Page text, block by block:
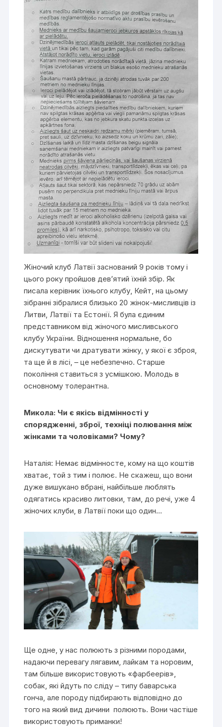
Жіночий клуб Латвії заснований 9 років тому і
цього року пройшов дев’ятий їхній збір. Як
писала керівник їхнього клубу, Кейт, на цьому
зібранні зібралися близько 20 жінок-мисливців із
Литви, Латвії та Естонії. Я була єдиним
представником від жіночого мисливського
клубу України. Відношення нормальне, бо
дискутувати чи дратувати жінку, у якої є зброя,
та ще й в лісі, – це небезпечно. Старше
покоління ставиться з усмішкою. Молодь в
основному толерантна.
Микола: Чи є якісь відмінності у
спорядженні, зброї, техніці полювання між
жінками та чоловіками? Чому?
Наталія: Немає відмінносте, кому на що коштів
хватає, той з тим і полює. Не скажеш, що вони
дуже вишукано вбрані, найбільше люблять
одягатись красиво литовки, там, до речі, уже 4
жіночих клуби, в Латвії поки що один…
Ще одне, у нас полюють з різними породами,
надаючи перевагу лягавим, лайкам та норовим,
там більше використовують «фарбеерів»,
собак, які йдуть по сліду – типу баварська
гонча, але породу підбирають відповідно до
того на який вид дичини полюють. Вони частіше
використовують приманки!